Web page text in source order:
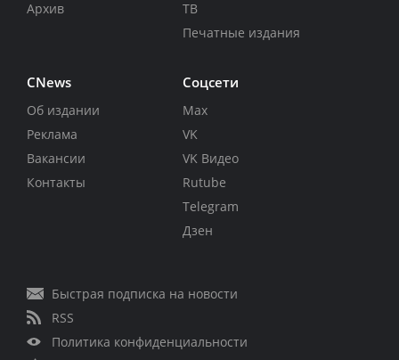
Архив
ТВ
Печатные издания
CNews
Об издании
Реклама
Вакансии
Контакты
Соцсети
Max
VK
VK Видео
Rutube
Telegram
Дзен
Быстрая подписка на новости
RSS
Политика конфиденциальности